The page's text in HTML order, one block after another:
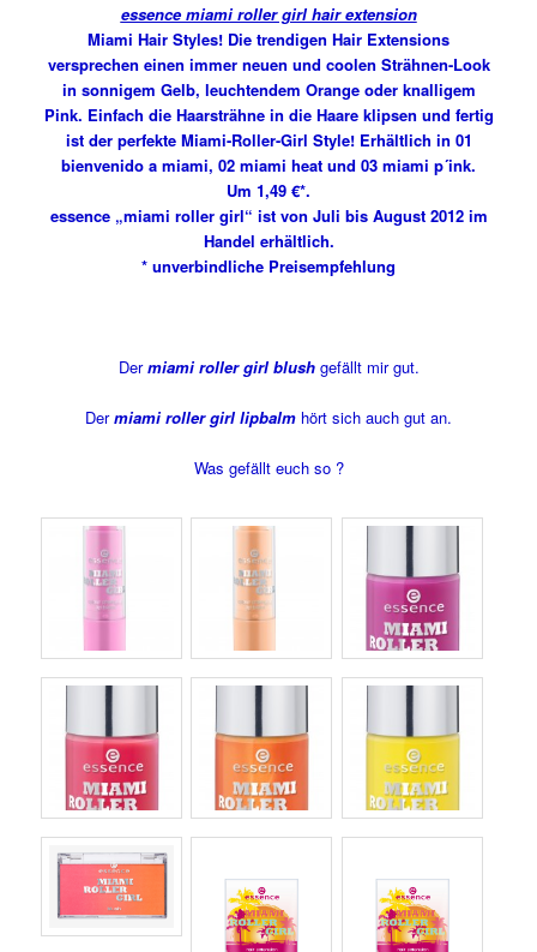
essence miami roller girl hair extension
Miami Hair Styles! Die trendigen Hair Extensions
versprechen einen immer neuen und coolen Strähnen-Look
in sonnigem Gelb, leuchtendem Orange oder knalligem
Pink. Einfach die Haarsträhne in die Haare klipsen und fertig
ist der perfekte Miami-Roller-Girl Style! Erhältlich in 01
bienvenido a miami, 02 miami heat und 03 miami p´ink.
Um 1,49 €*.
essence „miami roller girl“ ist von Juli bis August 2012 im
Handel erhältlich.
* unverbindliche Preisempfehlung
Dermiami roller girl blushgefällt mir gut.
Dermiami roller girl lipbalm hört sich auch gut an.
Was gefällt euch so ?